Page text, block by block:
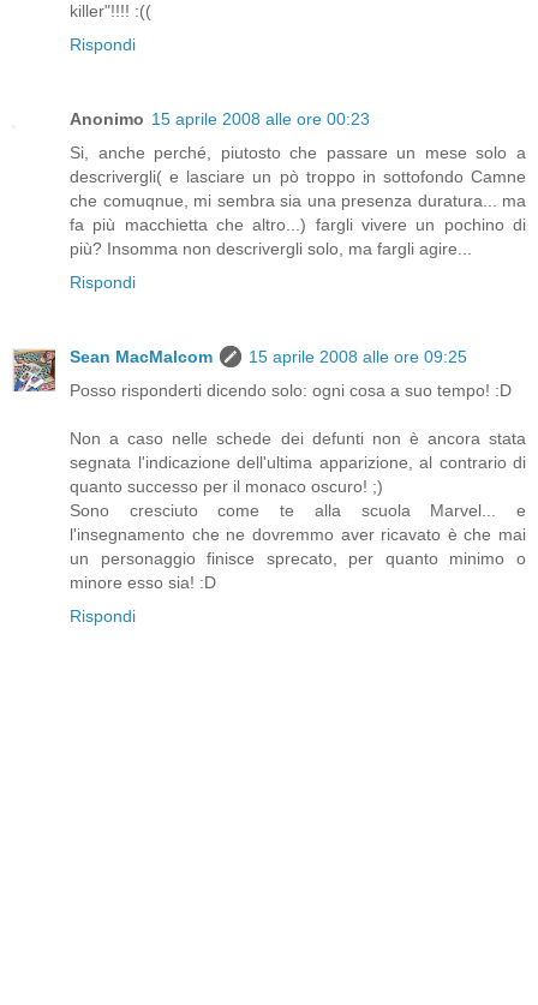
killer"!!!! :((
Rispondi
Anonimo 15 aprile 2008 alle ore 00:23
Si, anche perché, piutosto che passare un mese solo a
descrivergli( e lasciare un pò troppo in sottofondo Camne
che comuqnue, mi sembra sia una presenza duratura... ma
fa più macchietta che altro...) fargli vivere un pochino di
più? Insomma non descrivergli solo, ma fargli agire...
Rispondi
Sean MacMalcom
15 aprile 2008 alle ore 09:25
Posso risponderti dicendo solo: ogni cosa a suo tempo! :D
Non a caso nelle schede dei defunti non è ancora stata
segnata l'indicazione dell'ultima apparizione, al contrario di
quanto successo per il monaco oscuro! ;)
Sono cresciuto come te alla scuola Marvel... e
l'insegnamento che ne dovremmo aver ricavato è che mai
un personaggio finisce sprecato, per quanto minimo o
minore esso sia! :D
Rispondi